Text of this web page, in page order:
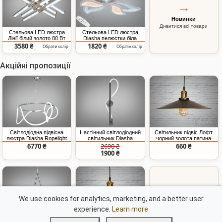
Стельова LED люстра
Лінії білий золото 80 Вт
3580 ₴ Обрати колір
Стельова LED люстра
Diasha пелюстки біла
78W
1820 ₴ Обрати колір
→
Новинки
Дивитися всі товари
Акційні пропозиції
Світлодіодна підвісна
люстра Diasha Ropelight
хром 32Вт
6770 ₴
Настінний світлодіодний
світильник Diasha
Ropelight чорний хром 14
Вт
2690 ₴
1900 ₴
Світильник підвіс Лофт
чорний золота патина
E27 36 см
660 ₴
→
Дивитися всі товари
We use cookies for analytics, marketing, and a better user
experience. Learn more